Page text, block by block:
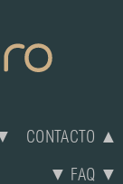
CONTACTO ▲
▼ FAQ ▼